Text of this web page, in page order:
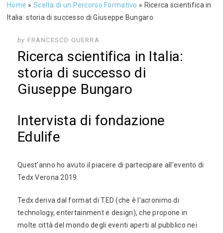
Home » Scelta di un Percorso Formativo » Ricerca scientifica in
Italia: storia di successo di Giuseppe Bungaro
by FRANCESCO GUERRA
Ricerca scientifica in Italia:
storia di successo di
Giuseppe Bungaro
Intervista di fondazione
Edulife
Quest’anno ho avuto il piacere di partecipare all’evento di
Tedx Verona 2019.
Tedx deriva dal format di TED (che è l’acronimo di
technology, entertainment e design), che propone in
molte città del mondo degli eventi aperti al pubblico nei